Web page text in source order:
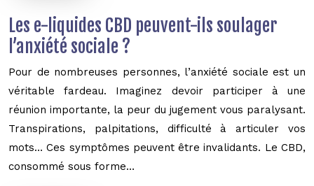
Les e-liquides CBD peuvent-ils soulager
l’anxiété sociale ?
Pour de nombreuses personnes, l’anxiété sociale est un
véritable fardeau. Imaginez devoir participer à une
réunion importante, la peur du jugement vous paralysant.
Transpirations, palpitations, difficulté à articuler vos
mots… Ces symptômes peuvent être invalidants. Le CBD,
consommé sous forme…